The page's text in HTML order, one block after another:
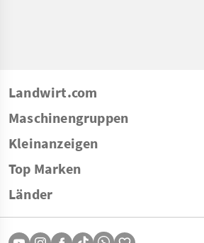
Landwirt.com
Maschinengruppen
Kleinanzeigen
Top Marken
Länder